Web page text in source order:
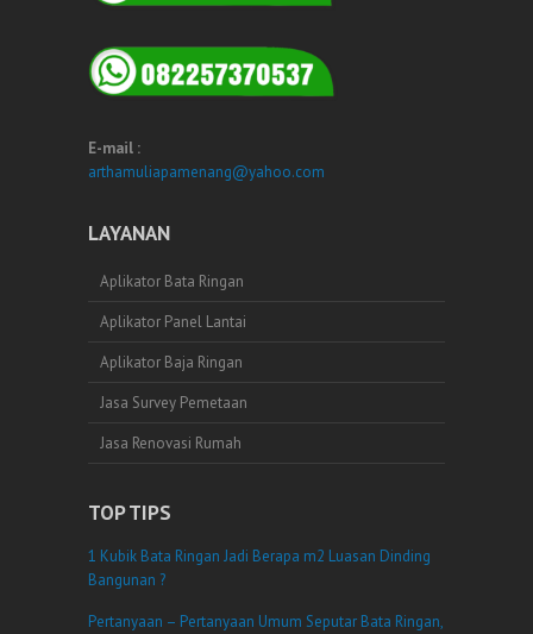
E-mail :
arthamuliapamenang@yahoo.com
LAYANAN
Aplikator Bata Ringan
Aplikator Panel Lantai
Aplikator Baja Ringan
Jasa Survey Pemetaan
Jasa Renovasi Rumah
TOP TIPS
1 Kubik Bata Ringan Jadi Berapa m2 Luasan Dinding
Bangunan ?
Pertanyaan – Pertanyaan Umum Seputar Bata Ringan,